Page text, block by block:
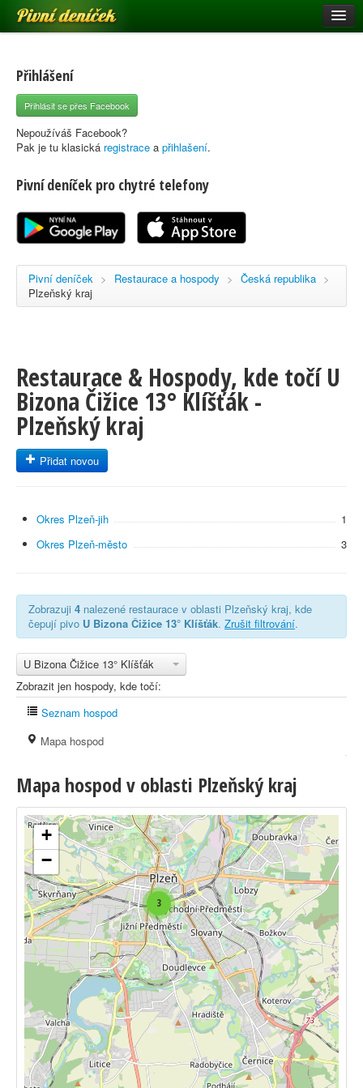
Pivní deníček
Pivní mapa
Pivní značky
Nápověda
Registrace
Přihlášení
Přihlásit se přes Facebook
Nepoužíváš Facebook?
Pak je tu klasická registrace a přihlašení.
Pivní deníček pro chytré telefony
Pivní deníček > Restaurace a hospody > Česká republika >
Plzeňský kraj
Restaurace & Hospody, kde točí U
Bizona Čižice 13° Klíšťák -
Plzeňský kraj
Přidat novou
Okres Plzeň-jih
1
Okres Plzeň-město
3
Zobrazuji 4 nalezené restaurace v oblasti Plzeňský kraj, kde
čepují pivo U Bizona Čižice 13° Klíšťák. Zrušit filtrování.
U Bizona Čižice 13° Klíšťák
Zobrazit jen hospody, kde točí:
Seznam hospod
Mapa hospod
Mapa hospod v oblasti Plzeňský kraj
3
+
−